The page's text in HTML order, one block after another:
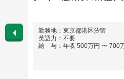
勤務地：東京都港区汐留
英語力：不要
給 与：年収 500万円 〜 700